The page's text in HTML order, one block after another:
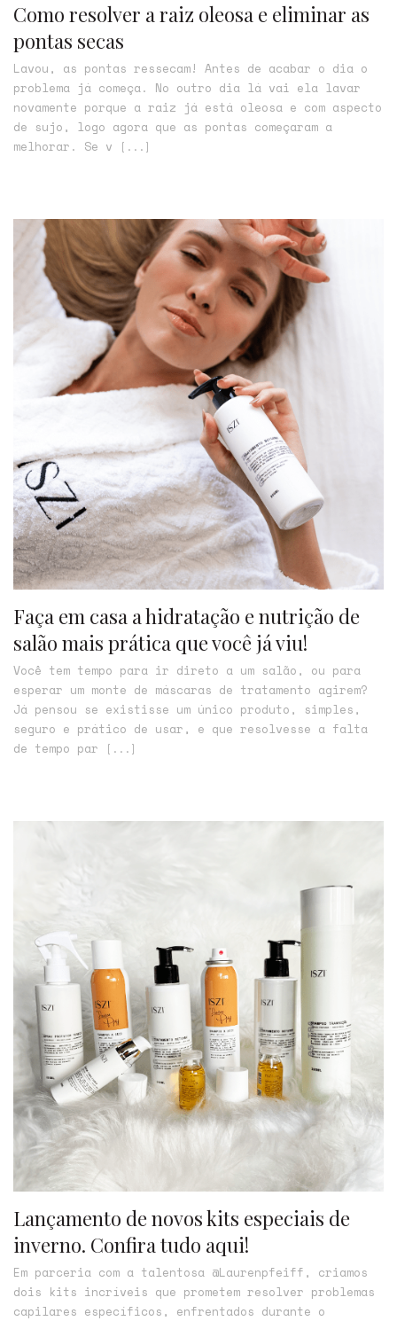
Como resolver a raiz oleosa e eliminar as
pontas secas
Lavou, as pontas ressecam! Antes de acabar o dia o
problema já começa. No outro dia lá vai ela lavar
novamente porque a raiz já está oleosa e com aspecto
de sujo, logo agora que as pontas começaram a
melhorar. Se v
[...]
Faça em casa a hidratação e nutrição de
salão mais prática que você já viu!
Você tem tempo para ir direto a um salão, ou para
esperar um monte de máscaras de tratamento agirem?
Já pensou se existisse um único produto, simples,
seguro e prático de usar, e que resolvesse a falta
de tempo par
[...]
Lançamento de novos kits especiais de
inverno. Confira tudo aqui!
Em parceria com a talentosa @Laurenpfeiff, criamos
dois kits incríveis que prometem resolver problemas
capilares específicos, enfrentados durante o